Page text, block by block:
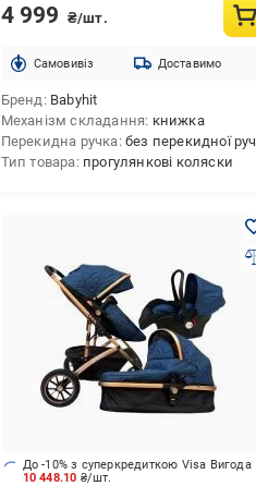
4 999 ₴/шт.
Cамовивіз Доставимо
Бренд Babyhit
Механізм складання книжка
Перекидна ручка без перекидної ручки
Тип товара прогулянкові коляски
10 448.10 ₴/шт.
До -10% з суперкредиткою Visa Вигода